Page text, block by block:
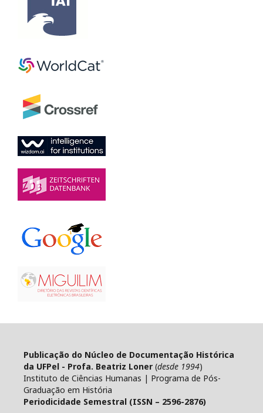
Publicação do Núcleo de Documentação Histórica
da UFPel - Profa. Beatriz Loner (desde 1994)
Instituto de Ciências Humanas | Programa de Pós-
Graduação em História
Periodicidade Semestral (ISSN – 2596-2876)